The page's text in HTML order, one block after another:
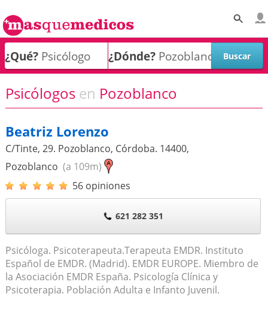
¿Qué? ¿Dónde?
Psicólogos en Pozoblanco
Beatriz Lorenzo
C/Tinte, 29. Pozoblanco, Córdoba. 14400,
Pozoblanco (a 109m)
56 opiniones
621 282 351
Psicóloga. Psicoterapeuta.Terapeuta EMDR. Instituto
Español de EMDR. (Madrid). EMDR EUROPE. Miembro de
la Asociación EMDR España. Psicología Clínica y
Psicoterapia. Población Adulta e Infanto Juvenil.